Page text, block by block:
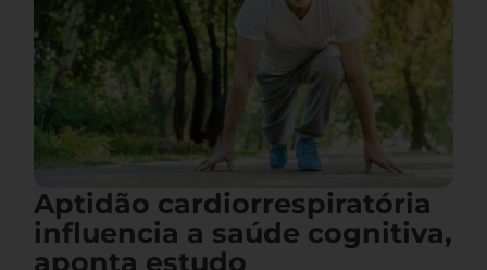
Aptidão cardiorrespiratória
influencia a saúde cognitiva,
aponta estudo